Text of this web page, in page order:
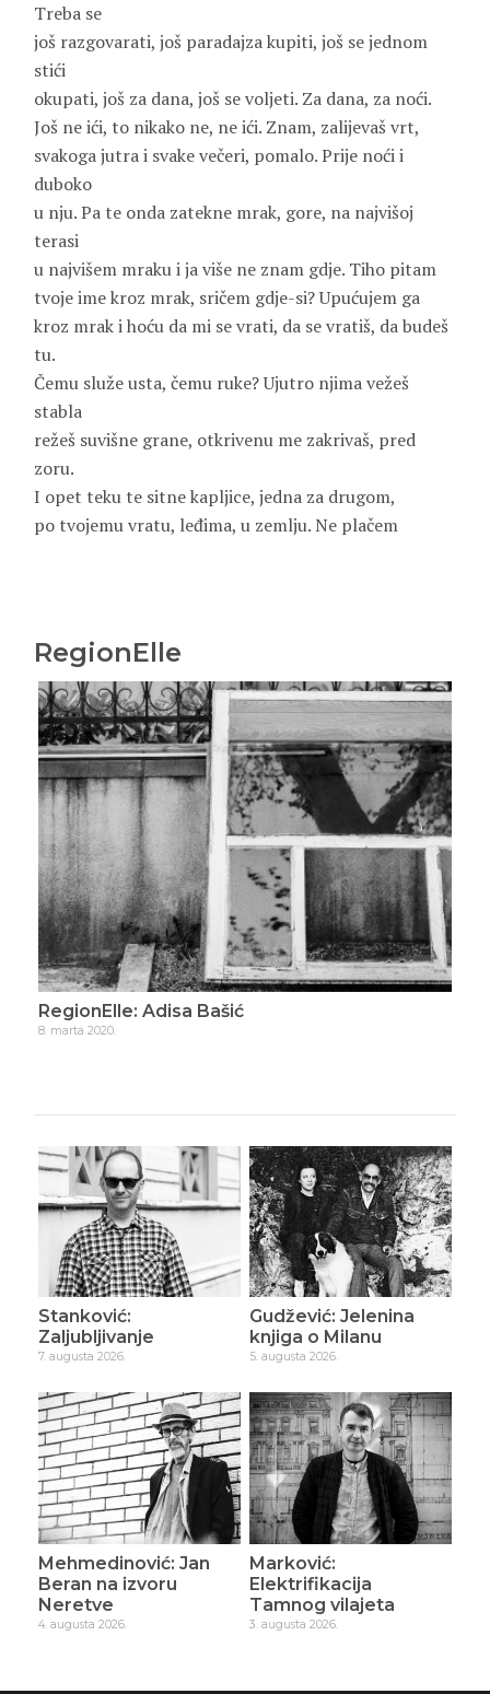
Treba se
još razgovarati, još paradajza kupiti, još se jednom
stići
okupati, još za dana, još se voljeti. Za dana, za noći.
Još ne ići, to nikako ne, ne ići. Znam, zalijevaš vrt,
svakoga jutra i svake večeri, pomalo. Prije noći i
duboko
u nju. Pa te onda zatekne mrak, gore, na najvišoj
terasi
u najvišem mraku i ja više ne znam gdje. Tiho pitam
tvoje ime kroz mrak, sričem gdje-si? Upućujem ga
kroz mrak i hoću da mi se vrati, da se vratiš, da budeš
tu.
Čemu služe usta, čemu ruke? Ujutro njima vežeš
stabla
režeš suvišne grane, otkrivenu me zakrivaš, pred
zoru.
I opet teku te sitne kapljice, jedna za drugom,
po tvojemu vratu, leđima, u zemlju. Ne plačem
RegionElle
RegionElle: Adisa Bašić
8. marta 2020.
Stanković:
Zaljubljivanje
7. augusta 2026.
Gudžević: Jelenina
knjiga o Milanu
5. augusta 2026.
Mehmedinović: Jan
Beran na izvoru
Neretve
4. augusta 2026.
Marković:
Elektrifikacija
Tamnog vilajeta
3. augusta 2026.